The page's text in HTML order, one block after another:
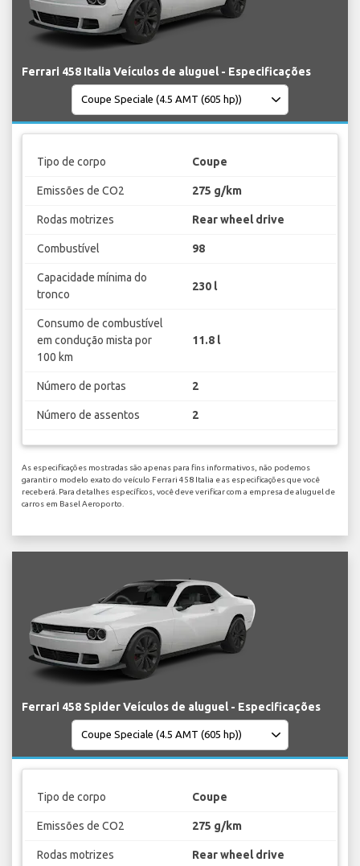
Ferrari 458 Italia Veículos de aluguel - Especificações
Tipo de corpo Coupe
Emissões de CO2 275 g/km
Rodas motrizes Rear wheel drive
Combustível 98
Capacidade mínima do
tronco
230 l
Consumo de combustível
em condução mista por
100 km
11.8 l
Número de portas 2
Número de assentos 2
As especificações mostradas são apenas para fins informativos, não podemos
garantir o modelo exato do veículo Ferrari 458 Italia e as especificações que você
receberá. Para detalhes específicos, você deve verificar com a empresa de aluguel de
carros em Basel Aeroporto.
Ferrari 458 Spider Veículos de aluguel - Especificações
Tipo de corpo Coupe
Emissões de CO2 275 g/km
Rodas motrizes Rear wheel drive